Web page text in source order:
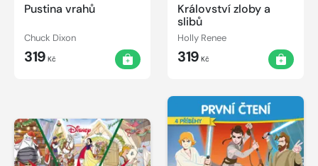
Pustina vrahů
Chuck Dixon
319 Kč
Království zloby a
slibů
Holly Renee
319 Kč